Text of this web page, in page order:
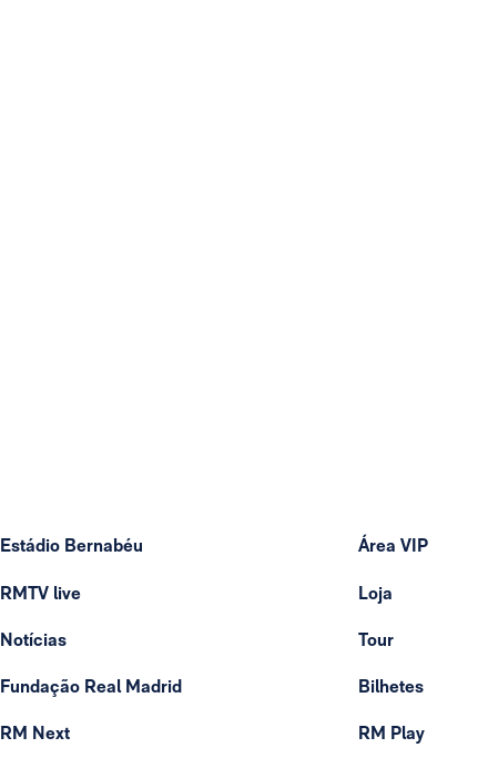
Estádio Bernabéu
RMTV live
Notícias
Fundação Real Madrid
RM Next
Área VIP
Loja
Tour
Bilhetes
RM Play